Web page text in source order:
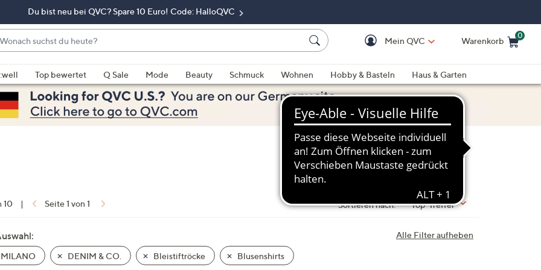
Du bist neu bei QVC? Spare 10 Euro! Code: HalloQVC
Mein QVC Warenkorb
0
Top bewertet Q Sale Mode Beauty Schmuck Wohnen Hobby & Basteln
Haus & Garten
10 | Seite 1 von 1 Sortieren nach: Top-Treffer
Alle Filter aufheben
DENIM & CO. Bleistiftröcke Blusenshirts